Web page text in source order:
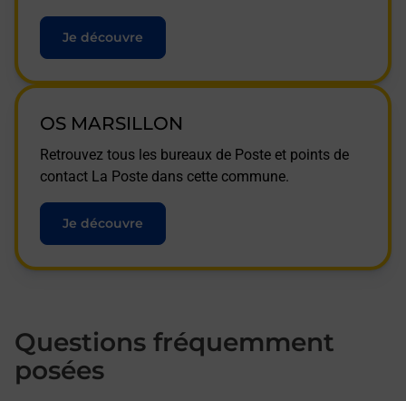
Je découvre
OS MARSILLON
Retrouvez tous les bureaux de Poste et points de
contact La Poste dans cette commune.
Je découvre
Questions fréquemment
posées